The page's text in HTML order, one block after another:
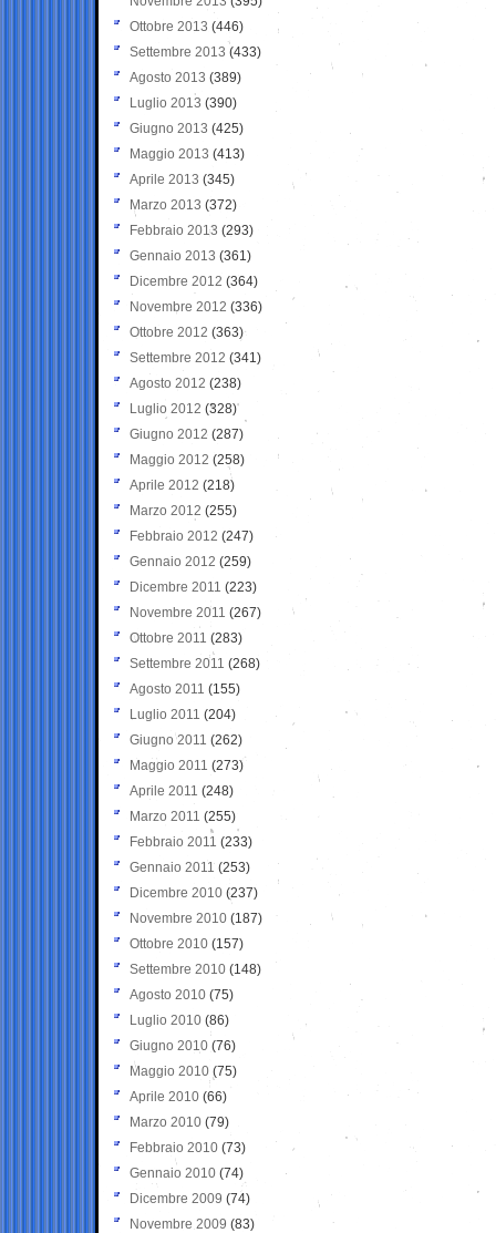
Ottobre 2013 (446)
Settembre 2013 (433)
Agosto 2013 (389)
Luglio 2013 (390)
Giugno 2013 (425)
Maggio 2013 (413)
Aprile 2013 (345)
Marzo 2013 (372)
Febbraio 2013 (293)
Gennaio 2013 (361)
Dicembre 2012 (364)
Novembre 2012 (336)
Ottobre 2012 (363)
Settembre 2012 (341)
Agosto 2012 (238)
Luglio 2012 (328)
Giugno 2012 (287)
Maggio 2012 (258)
Aprile 2012 (218)
Marzo 2012 (255)
Febbraio 2012 (247)
Gennaio 2012 (259)
Dicembre 2011 (223)
Novembre 2011 (267)
Ottobre 2011 (283)
Settembre 2011 (268)
Agosto 2011 (155)
Luglio 2011 (204)
Giugno 2011 (262)
Maggio 2011 (273)
Aprile 2011 (248)
Marzo 2011 (255)
Febbraio 2011 (233)
Gennaio 2011 (253)
Dicembre 2010 (237)
Novembre 2010 (187)
Ottobre 2010 (157)
Settembre 2010 (148)
Agosto 2010 (75)
Luglio 2010 (86)
Giugno 2010 (76)
Maggio 2010 (75)
Aprile 2010 (66)
Marzo 2010 (79)
Febbraio 2010 (73)
Gennaio 2010 (74)
Dicembre 2009 (74)
Novembre 2009 (83)